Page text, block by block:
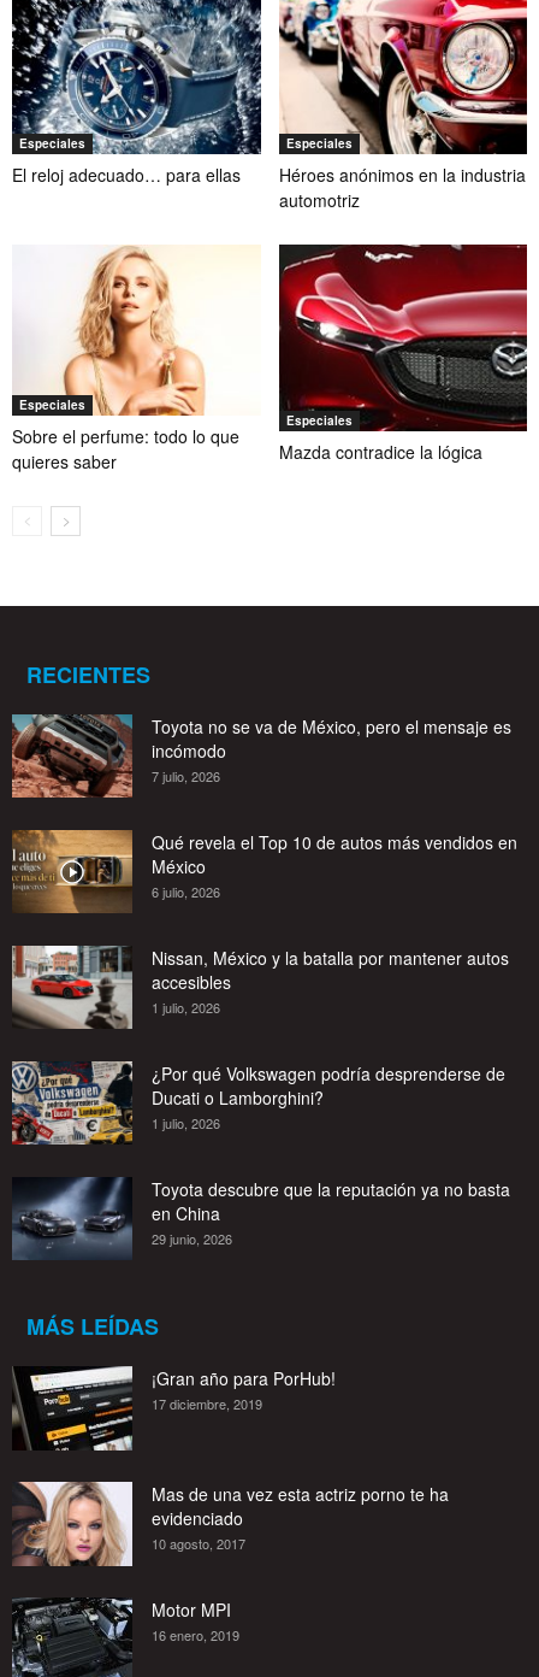
Especiales
El reloj adecuado… para ellas
Especiales
Héroes anónimos en la industria
automotriz
Especiales
Sobre el perfume: todo lo que
quieres saber
Especiales
Mazda contradice la lógica
RECIENTES
Toyota no se va de México, pero el mensaje es
incómodo
7 julio, 2026
Qué revela el Top 10 de autos más vendidos en
México
6 julio, 2026
Nissan, México y la batalla por mantener autos
accesibles
1 julio, 2026
¿Por qué Volkswagen podría desprenderse de
Ducati o Lamborghini?
1 julio, 2026
Toyota descubre que la reputación ya no basta
en China
29 junio, 2026
MÁS LEÍDAS
¡Gran año para PorHub!
17 diciembre, 2019
Mas de una vez esta actriz porno te ha
evidenciado
10 agosto, 2017
Motor MPI
16 enero, 2019